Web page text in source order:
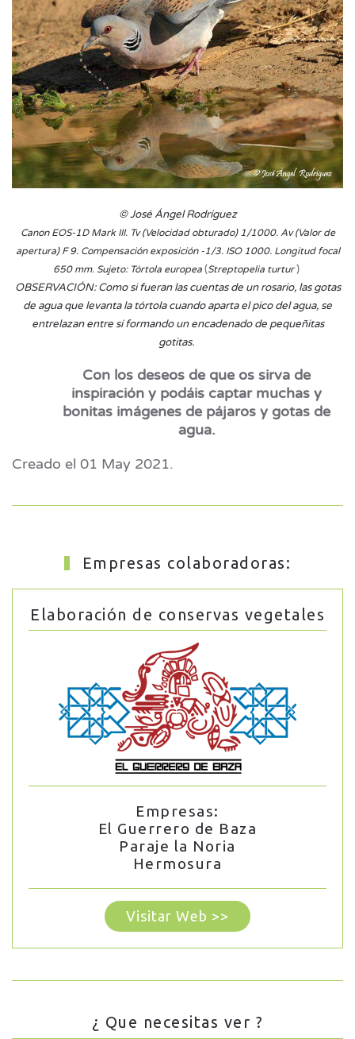
© José Ángel Rodríguez
Canon EOS-1D Mark III. Tv (Velocidad obturado) 1/1000. Av (Valor de
apertura) F 9. Compensación exposición -1/3. ISO 1000. Longitud focal
650 mm. Sujeto: Tórtola europea (Streptopelia turtur)​
OBSERVACIÓN: Como si fueran las cuentas de un rosario, las gotas
de agua que levanta la tórtola cuando aparta el pico del agua, se
entrelazan entre sí formando un encadenado de pequeñitas
gotitas.
Con los deseos de que os sirva de
inspiración y podáis captar muchas y
bonitas imágenes de pájaros y gotas de
agua.
Creado el 01 May 2021.
Empresas colaboradoras:
Elaboración de conservas vegetales
Empresas:
El Guerrero de Baza
Paraje la Noria
Hermosura
Visitar Web >>
¿ Que necesitas ver ?